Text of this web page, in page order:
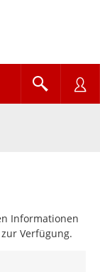
Informationen
Verfügung.